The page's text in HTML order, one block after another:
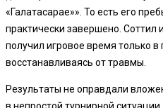
«Галатасарае»». То есть его
практически завершено. Соттил
получил игровое время только в
восстанавливаясь от травмы.
Результаты не оправдали